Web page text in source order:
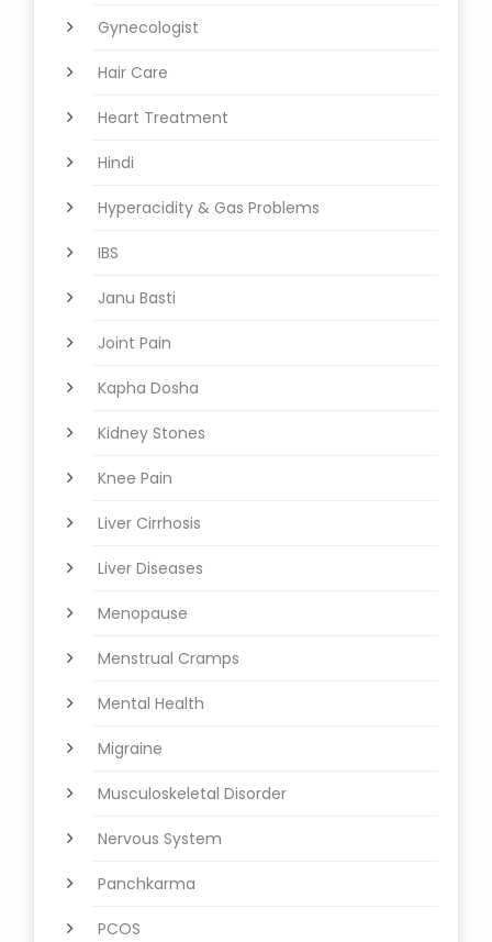
Gynecologist
Hair Care
Heart Treatment
Hindi
Hyperacidity & Gas Problems
IBS
Janu Basti
Joint Pain
Kapha Dosha
Kidney Stones
Knee Pain
Liver Cirrhosis
Liver Diseases
Menopause
Menstrual Cramps
Mental Health
Migraine
Musculoskeletal Disorder
Nervous System
Panchkarma
PCOS